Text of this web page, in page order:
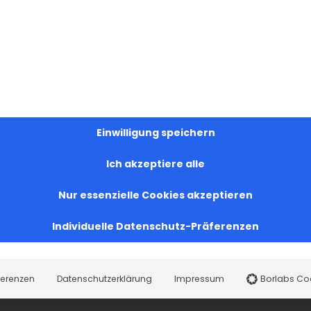
Einwilligung speichern
Ich akzeptiere alle
Nur essenzielle Cookies akzeptieren
Individuelle Datenschutz-Präferenzen
Datenschutzerklärung Impressum Borlabs